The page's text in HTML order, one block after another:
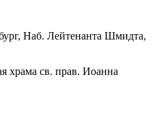
Наб. Лейтенанта Шмидта,
храма св. прав. Иоанна